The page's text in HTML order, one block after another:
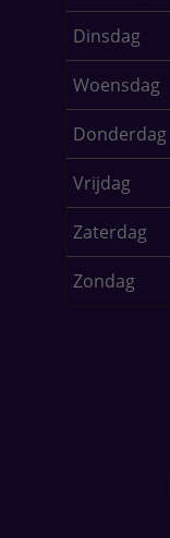
Dinsdag
Woensdag
Donderdag
Vrijdag
Zaterdag
Zondag